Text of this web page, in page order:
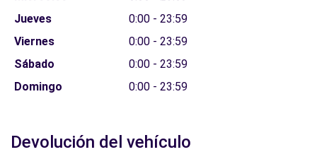
Jueves
0:00 - 23:59
Viernes
0:00 - 23:59
Sábado
0:00 - 23:59
Domingo
0:00 - 23:59
Devolución del vehículo